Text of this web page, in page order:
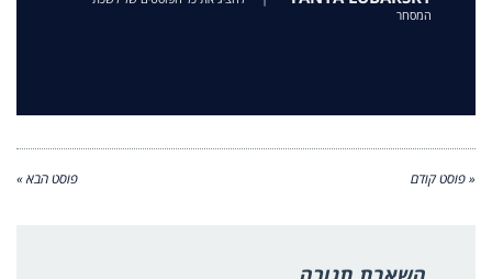
המסחר
« פוסט קודם פוסט הבא »